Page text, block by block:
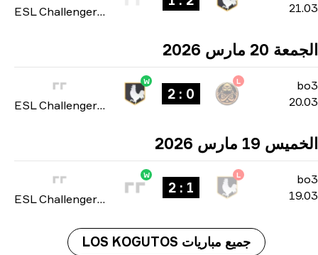
20 مارس 2026
19 مارس 2026
جميع مباريات LOS KOGUTOS